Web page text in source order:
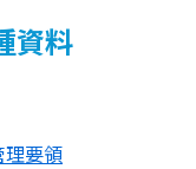
資料
理要領